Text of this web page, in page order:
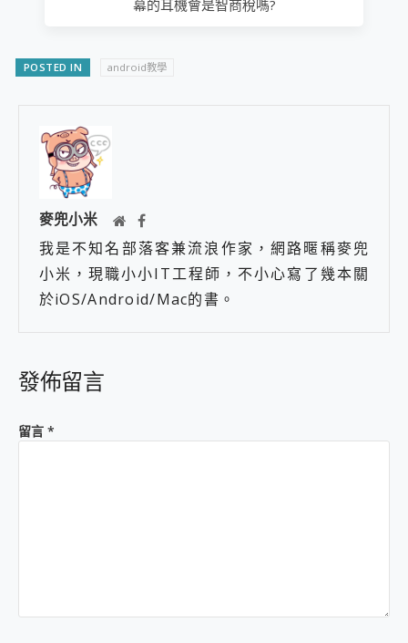
幕的耳機會是智商稅嗎?
POSTED IN android教學
麥兜小米
我是不知名部落客兼流浪作家，網路暱稱麥兜
小米，現職小小IT工程師，不小心寫了幾本關
於iOS/Android/Mac的書。
發佈留言
留言 *